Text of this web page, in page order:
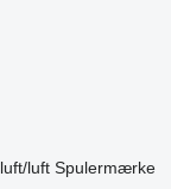
luft/luft Spulermærke